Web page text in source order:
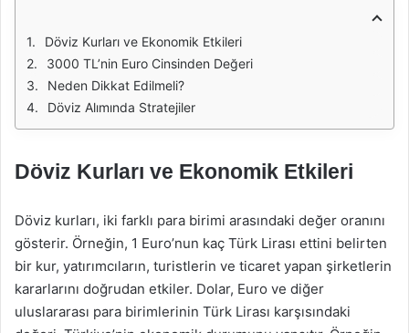
Döviz Kurları ve Ekonomik Etkileri
3000 TL’nin Euro Cinsinden Değeri
Neden Dikkat Edilmeli?
Döviz Alımında Stratejiler
Döviz Kurları ve Ekonomik Etkileri
Döviz kurları, iki farklı para birimi arasındaki değer oranını
gösterir. Örneğin, 1 Euro’nun kaç Türk Lirası ettini belirten
bir kur, yatırımcıların, turistlerin ve ticaret yapan şirketlerin
kararlarını doğrudan etkiler. Dolar, Euro ve diğer
uluslararası para birimlerinin Türk Lirası karşısındaki